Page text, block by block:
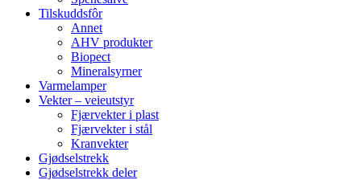
Tilskuddsfôr
Annet
AHV produkter
Biopect
Mineralsyrner
Varmelamper
Vekter – veieutstyr
Fjærvekter i plast
Fjærvekter i stål
Kranvekter
Gjødselstrekk
Gjødselstrekk deler